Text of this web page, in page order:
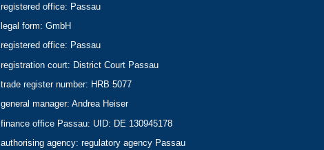
registered office: Passau
legal form: GmbH
registered office: Passau
registration court: District Court Passau
trade register number: HRB 5077
general manager: Andrea Heiser
finance office Passau: UID: DE 130945178
authorising agency: regulatory agency Passau